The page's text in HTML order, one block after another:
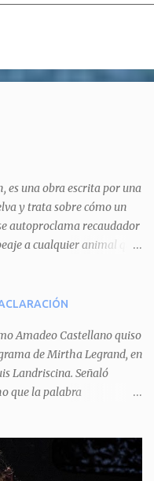
es una obra escrita por una
y trata sobre cómo un
autoproclama recaudador
a cualquier animal que
con Tatú, el armadillo.
Tui, la cotorra, deja
a los otros tres
terminan por
huye despavorido al verse
en vivo, máscaras, una
Amadeo Castellano quiso
de Mirtha Legrand, en
Landriscina. Señaló
que la palabra
Agrega el letrado
por NO SABER.